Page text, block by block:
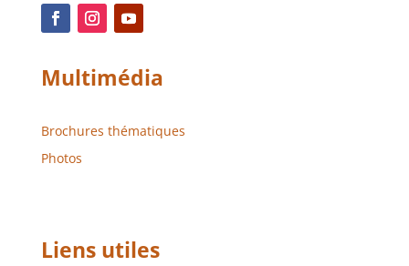
Multimédia
Brochures thématiques
Photos
Liens utiles